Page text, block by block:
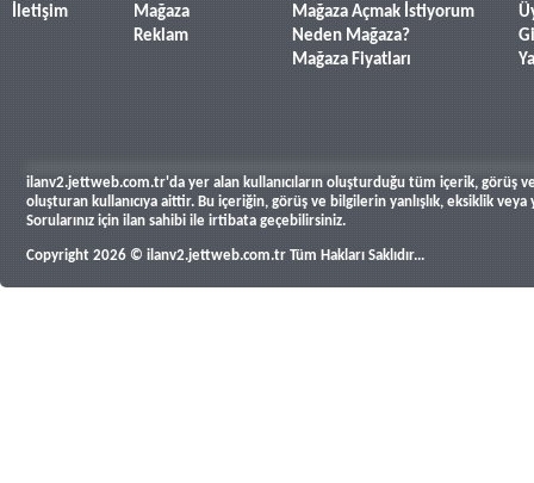
İletişim
Mağaza
Reklam
Mağaza Açmak İstiyorum
Neden Mağaza?
Mağaza Fiyatları
ilanv2.jettweb.com.tr'da yer alan kullanıcıların oluşturduğu tüm içerik, görüş
oluşturan kullanıcıya aittir. Bu içeriğin, görüş ve bilgilerin yanlışlık, eksiklik
Sorularınız için ilan sahibi ile irtibata geçebilirsiniz.
Copyright 2026 © ilanv2.jettweb.com.tr Tüm Hakları Saklıdır...